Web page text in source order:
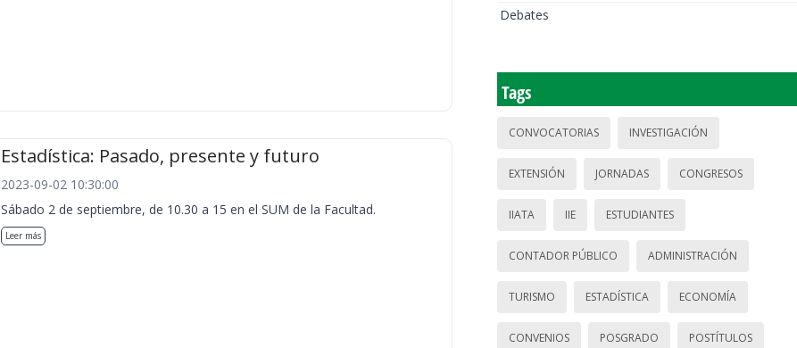
Estadística: Pasado, presente y futuro
2023-09-02 10:30:00
Sábado 2 de septiembre, de 10.30 a 15 en el SUM de la Facultad.
Leer más
Debates
Tags
CONVOCATORIAS INVESTIGACIÓN
EXTENSIÓN JORNADAS CONGRESOS
IIATA IIE ESTUDIANTES
CONTADOR PÚBLICO ADMINISTRACIÓN
TURISMO ESTADÍSTICA ECONOMÍA
CONVENIOS POSGRADO POSTÍTULOS